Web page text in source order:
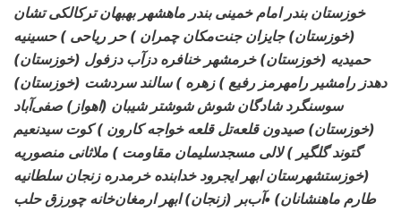
خوزستان بندر امام خمینی بندر ماهشهر بهبهان ترکالکی تشان
(خوزستان) جایزان جنت‌مکان چمران ) حر ریاحی ) حسینیه
(خوزستان) حمیدیه (خوزستان) خرمشهر خنافره دزآب دزفول
دهدز رامشیر رامهرمز رفیع ) زهره ) سالند سردشت (خوزستان)
سوسنگرد شادگان شوش شوشتر شیبان (اهواز) صفی‌آباد
(خوزستان) صیدون قلعه‌تل قلعه خواجه کارون ) کوت سیدنعیم
گتوند گلگیر ) لالی مسجدسلیمان مقاومت ) ملاثانی منصوریه
(خوزستشهرستان ابهر ایجرود خدابنده خرمدره زنجان سلطانیه
طارم ماهنشانان) •آب‌بر (زنجان) ابهر ارمغان‌خانه چورزق حلب